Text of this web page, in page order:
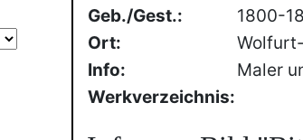
Geb./Gest.:
1800-
Ort:
Info:
Maler
Werkverzeichnis: